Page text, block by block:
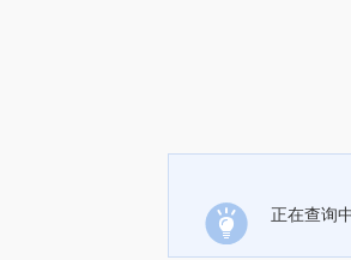
正在查询